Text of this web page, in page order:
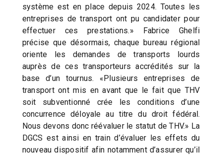
système est en place depuis 2024. Toutes les
entreprises de transport ont pu candidater pour
effectuer ces prestations.» Fabrice Ghelfi
précise que désormais, chaque bureau régional
oriente les demandes de transports lourds
auprès de ces transporteurs accrédités sur la
base d’un tournus. «Plusieurs entreprises de
transport ont mis en avant que le fait que THV
soit subventionné crée les conditions d’une
concurrence déloyale au titre du droit fédéral.
Nous devons donc réévaluer le statut de THV.» La
DGCS est ainsi en train d’évaluer les effets du
nouveau dispositif afin notamment d’assurer qu’il